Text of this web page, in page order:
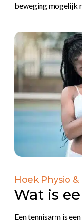
beweging mogelijk
Hoek Physio
Wat is
Een tennisarm is